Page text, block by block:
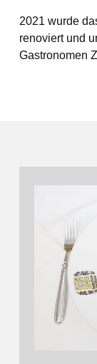
2021 wurde
renoviert und
Gastronomen